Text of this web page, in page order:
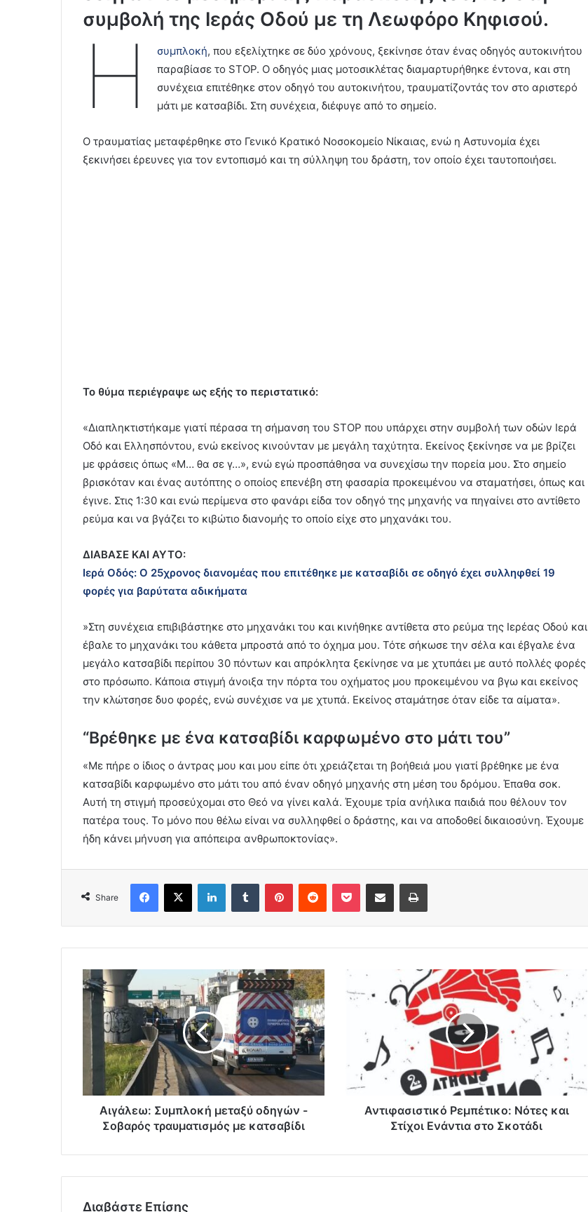
συμβολή της Ιεράς Οδού με τη Λεωφόρο Κηφισού.
Η συμπλοκή, που εξελίχτηκε σε δύο χρόνους, ξεκίνησε όταν ένας οδηγός αυτοκινήτου
παραβίασε το STOP. Ο οδηγός μιας μοτοσικλέτας διαμαρτυρήθηκε έντονα, και στη
συνέχεια επιτέθηκε στον οδηγό του αυτοκινήτου, τραυματίζοντάς τον στο αριστερό
μάτι με κατσαβίδι. Στη συνέχεια, διέφυγε από το σημείο.
Ο τραυματίας μεταφέρθηκε στο Γενικό Κρατικό Νοσοκομείο Νίκαιας, ενώ η Αστυνομία έχει
ξεκινήσει έρευνες για τον εντοπισμό και τη σύλληψη του δράστη, τον οποίο έχει ταυτοποιήσει.
Το θύμα περιέγραψε ως εξής το περιστατικό:
«Διαπληκτιστήκαμε γιατί πέρασα τη σήμανση του STOP που υπάρχει στην συμβολή των οδών Ιερά
Οδό και Ελλησπόντου, ενώ εκείνος κινούνταν με μεγάλη ταχύτητα. Εκείνος ξεκίνησε να με βρίζει
με φράσεις όπως «Μ… θα σε γ…», ενώ εγώ προσπάθησα να συνεχίσω την πορεία μου. Στο σημείο
βρισκόταν και ένας αυτόπτης ο οποίος επενέβη στη φασαρία προκειμένου να σταματήσει, όπως και
έγινε. Στις 1:30 και ενώ περίμενα στο φανάρι είδα τον οδηγό της μηχανής να πηγαίνει στο αντίθετο
ρεύμα και να βγάζει το κιβώτιο διανομής το οποίο είχε στο μηχανάκι του.
ΔΙΑΒΑΣΕ ΚΑΙ ΑΥΤΟ:
Ιερά Οδός: Ο 25χρονος διανομέας που επιτέθηκε με κατσαβίδι σε οδηγό έχει συλληφθεί 19
φορές για βαρύτατα αδικήματα
»Στη συνέχεια επιβιβάστηκε στο μηχανάκι του και κινήθηκε αντίθετα στο ρεύμα της Ιερέας Οδού και
έβαλε το μηχανάκι του κάθετα μπροστά από το όχημα μου. Τότε σήκωσε την σέλα και έβγαλε ένα
μεγάλο κατσαβίδι περίπου 30 πόντων και απρόκλητα ξεκίνησε να με χτυπάει με αυτό πολλές φορές
στο πρόσωπο. Κάποια στιγμή άνοιξα την πόρτα του οχήματος μου προκειμένου να βγω και εκείνος
την κλώτσησε δυο φορές, ενώ συνέχισε να με χτυπά. Εκείνος σταμάτησε όταν είδε τα αίματα».
“Βρέθηκε με ένα κατσαβίδι καρφωμένο στο μάτι του”
«Με πήρε ο ίδιος ο άντρας μου και μου είπε ότι χρειάζεται τη βοήθειά μου γιατί βρέθηκε με ένα
κατσαβίδι καρφωμένο στο μάτι του από έναν οδηγό μηχανής στη μέση του δρόμου. Έπαθα σοκ.
Αυτή τη στιγμή προσεύχομαι στο Θεό να γίνει καλά. Έχουμε τρία ανήλικα παιδιά που θέλουν τον
πατέρα τους. Το μόνο που θέλω είναι να συλληφθεί ο δράστης, και να αποδοθεί δικαιοσύνη. Έχουμε
ήδη κάνει μήνυση για απόπειρα ανθρωποκτονίας».
Share
Facebook
X LinkedInTumblr PinterestReddit Pocket Share via Email Print
Αιγάλεω: Συμπλοκή μεταξύ οδηγών -
Σοβαρός τραυματισμός με κατσαβίδι
Αντιφασιστικό Ρεμπέτικο: Νότες και
Στίχοι Ενάντια στο Σκοτάδι
Διαβάστε Επίσης